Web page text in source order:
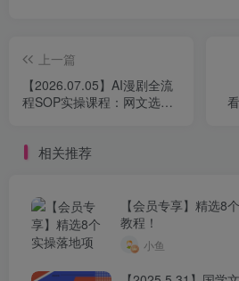
上一篇
【2026.07.05】AI漫剧全流
程SOP实操课程：网文选
剪辑全覆盖
相关推荐
【会员专享】精选8
教程！
小鱼